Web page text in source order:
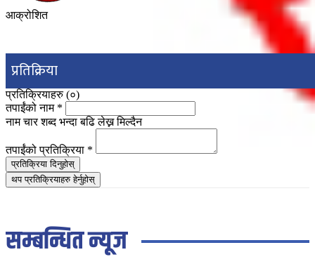
आक्रोशित
प्रतिक्रिया
प्रतिक्रियाहरु (०)
तपाईंको नाम *
नाम चार शब्द भन्दा बढि लेख्न मिल्दैन
तपाईंको प्रतिक्रिया *
प्रतिक्रिया दिनुहोस्
थप प्रतिक्रियाहरु हेर्नुहोस्
सम्बन्धित न्यूज